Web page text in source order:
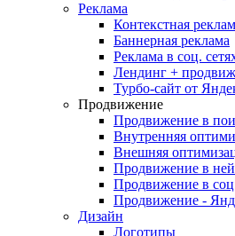
Реклама
Контекстная
Баннерная реклама
Реклама в соц.
Лендинг +
Турбо-сайт от
Продвижение
Продвижение в
Внутренняя
Внешняя
Продвижение в
Продвижение в
Продвижение -
Дизайн
Логотипы